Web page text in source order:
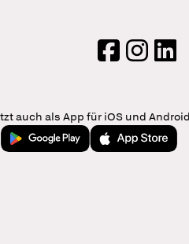
FacebookInstagram
auch als App für iOS und Android
Jetzt bei Google PlayLaden im App